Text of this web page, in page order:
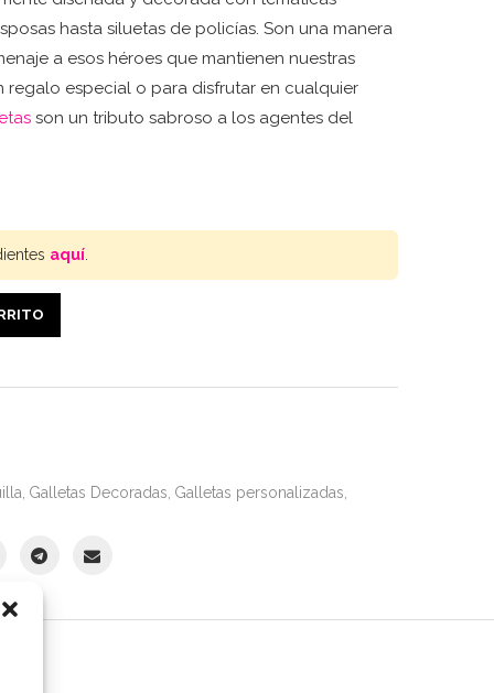
hasta siluetas de policías. Son una manera
a esos héroes que mantienen nuestras
regalo especial o para disfrutar en cualquier
son un tributo sabroso a los agentes del
aquí.
Galletas Decoradas Galletas personalizadas